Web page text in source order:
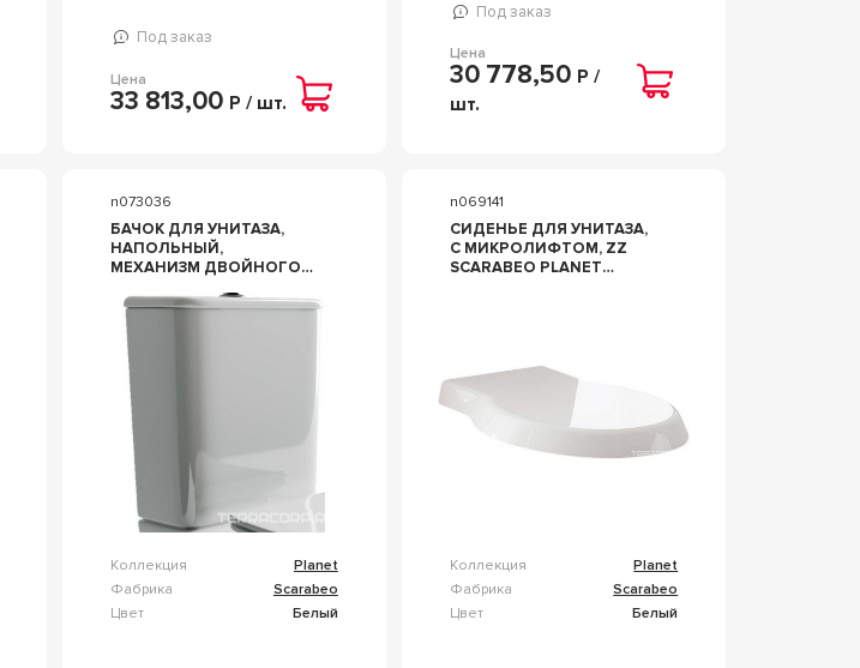
Под заказ
Цена
33 813,00 Р / шт.
Под заказ
Цена
30 778,50 Р /
шт.
n073036
БАЧОК ДЛЯ УНИТАЗА,
НАПОЛЬНЫЙ,
МЕХАНИЗМ ДВОЙНОГО
ZZ SCARABEO PLANET
8404
Коллекция
Planet
Фабрика
Scarabeo
Цвет
Белый
n069141
СИДЕНЬЕ ДЛЯ УНИТАЗА,
С МИКРОЛИФТОМ, ZZ
SCARABEO PLANET
Коллекция
Planet
Фабрика
Scarabeo
Цвет
Белый